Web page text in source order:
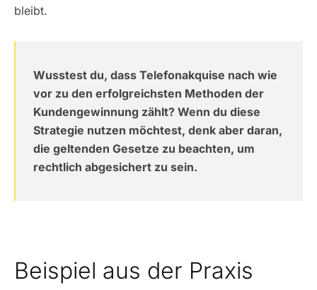
bleibt.
Wusstest du, dass Telefonakquise nach wie
vor zu den erfolgreichsten Methoden der
Kundengewinnung zählt? Wenn du diese
Strategie nutzen möchtest, denk aber daran,
die geltenden Gesetze zu beachten, um
rechtlich abgesichert zu sein.
Beispiel aus der Praxis